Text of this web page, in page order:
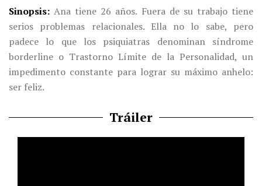
Sinopsis Ana tiene 26 años. Fuera de su trabajo tiene
serios problemas relacionales. Ella no lo sabe, pero
padece lo que los psiquiatras denominan síndrome
borderline o Trastorno Límite de la Personalidad, un
impedimento constante para lograr su máximo anhelo:
ser feliz.
Tráiler